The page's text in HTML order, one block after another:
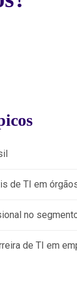
de TI em
no
de TI em